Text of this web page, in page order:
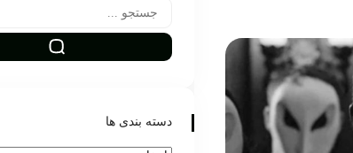
دسته بندی ها